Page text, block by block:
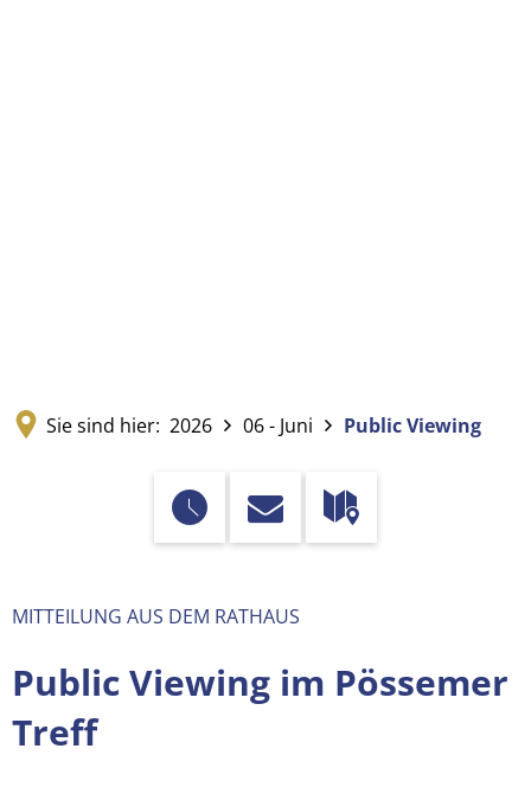
Sie sind hier: 2026 06 - Juni Public Viewing
MITTEILUNG AUS DEM RATHAUS
Public Viewing im Pössemer
Treff